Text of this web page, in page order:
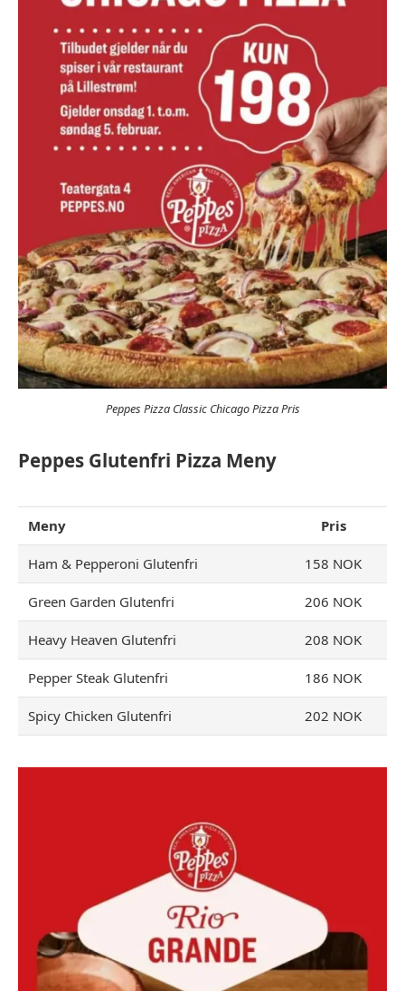
Peppes Pizza Classic Chicago Pizza Pris
Peppes Glutenfri Pizza Meny
Meny Pris
Ham & Pepperoni Glutenfri 158 NOK
Green Garden Glutenfri 206 NOK
Heavy Heaven Glutenfri 208 NOK
Pepper Steak Glutenfri 186 NOK
Spicy Chicken Glutenfri 202 NOK